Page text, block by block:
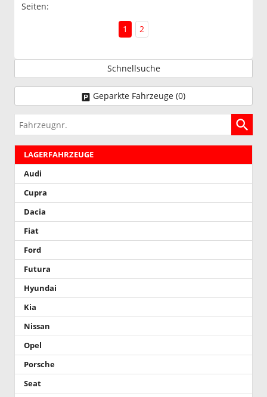
Seiten:
1
2
Schnellsuche
Geparkte Fahrzeuge (0)
Fahrzeugnr.
LAGERFAHRZEUGE
Audi
Cupra
Dacia
Fiat
Ford
Futura
Hyundai
Kia
Nissan
Opel
Porsche
Seat